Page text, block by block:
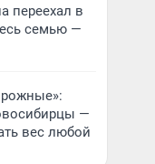
переехал в
семью —
—
вес любой